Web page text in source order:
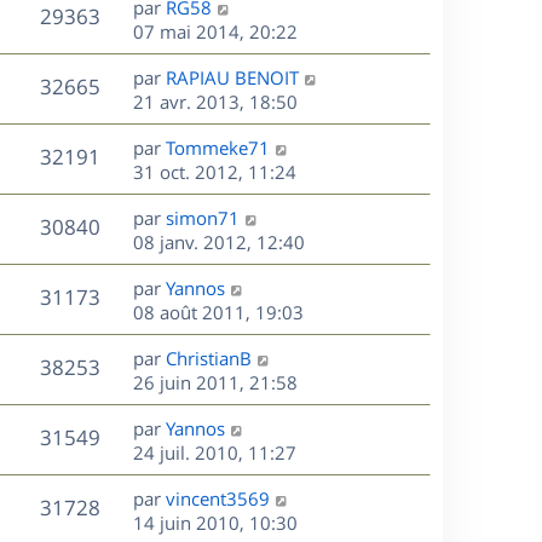
g
e
s
a
g
e
m
e
s
s
a
g
e
e
n
i
e
r
m
e
s
s
a
g
e
29363V
u
D
e
r
n
i
e
r
m
e
s
s
a
g
e
par RG58
07 mai 2014, 20:22
32665V
u
s
D
e
r
n
i
e
r
m
e
s
s
a
g
e
par RAPIAU BENOIT
21 avr. 2013, 18:50
32191
u
s
D
e
r
n
i
e
r
m
e
s
s
a
g
e
par Tommeke71
31 oct. 2012, 11:24
30840V
u
e
s
D
e
r
n
i
e
r
m
e
s
s
a
g
e
par simon71
08 janv. 2012, 12:40
31173V
u
e
s
D
e
r
n
i
e
r
m
e
s
s
par Yannos
08 août 2011, 19:03
38253V
u
s
D
e
r
n
i
e
r
m
par ChristianB
26 juin 2011, 21:58
31549V
u
e
D
e
r
n
i
par Yannos
24 juil. 2010, 11:27
31728V
D
e
par vincent3569
14 juin 2010, 10:30